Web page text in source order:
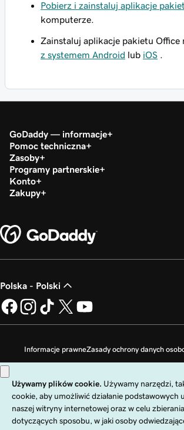
Pobierz i zainstaluj aplikacje
komputerze.
Zainstaluj aplikacje pakietu Office
z systemem Android lub iOS .
GoDaddy — informacje
Pomoc techniczna
Zasoby
Programy partnerskie
Konto
Zakupy
Polska - Polski
Informacje prawneZasady ochrony danych
Copyright © 1999 - 2026 GoDaddy Operating
zastrzeżone. Znak słowny GoDaddy jest
firmy GoDaddy Operating Company, LLC w Stanach